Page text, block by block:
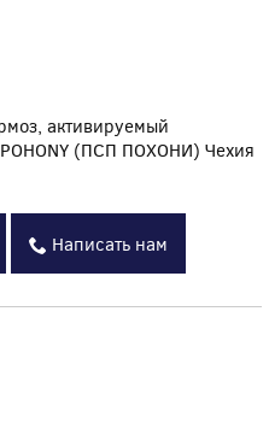
активируемый
(ПСП ПОХОНИ) Чехия
Написать нам